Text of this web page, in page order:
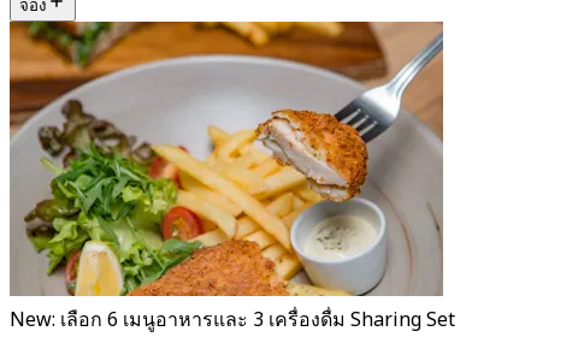
จอง
New: เลือก 6 เมนูอาหารและ 3 เครื่องดื่ม Sharing Set